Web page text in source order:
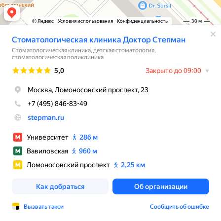
© Яндекс Условия использования Конфиденциальность 30 м
Стоматологическая клиника Доктор Степман
Стоматологическая клиника, детская стоматология,
стоматологическая поликлиника
Рейтинг
5,0 Закрыто до 09:00
Москва, Ломоносовский проспект, 23
+7 (495) 846-83-49
stepman.ru
Университет
286 м
Вавиловская
960 м
Ломоносовский проспект
2,25 км
Как добраться Об организации
Вызвать такси Сообщить об ошибке